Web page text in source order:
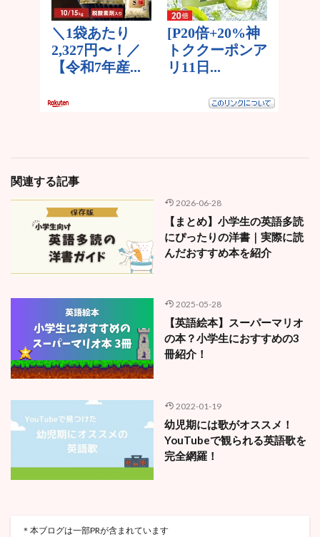
関連する記事
2026-06-28
【まとめ】小学生の英語多読
にぴったりの洋書｜実際に読
んだおすすめ本を紹介
2025-05-28
【英語絵本】スーパーマリオ
の本？小学生におすすめの3
冊紹介！
2022-01-19
幼児期には歌がオススメ！
YouTubeで観られる英語歌を
完全網羅！
＊本ブログは一部PRが含まれています